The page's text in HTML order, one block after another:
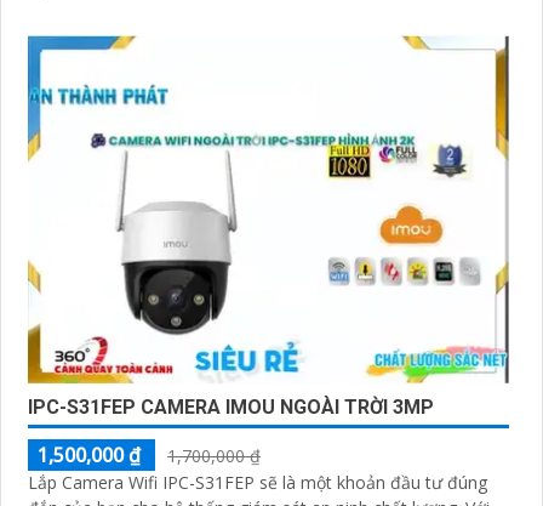
IPC-S31FEP CAMERA IMOU NGOÀI TRỜI 3MP
1,500,000 ₫
1,700,000 ₫
Lắp Camera Wifi IPC-S31FEP sẽ là một khoản đầu tư đúng